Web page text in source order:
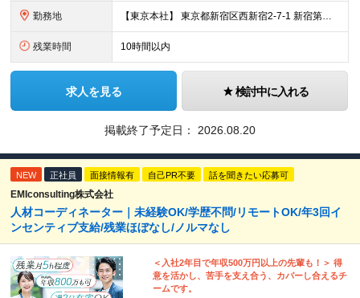
勤務地 【東京本社】 東京都新宿区西新宿2-7-1 新宿第一生命ビル3階 ★転勤はありません！ ★「都庁前駅」からは駅直通で雨の日も濡れずに通勤可能です◎ ★東京メトロ丸の内線「西新宿駅」からも濡れずに来
残業時間 10時間以内
求人を見る 検討中に入れる
掲載終了予定日： 2026.08.20
NEW 正社員 面接情報有 自己PR不要 話を聞きたい応募可
EMIconsulting株式会社
人材コーディネーター｜未経験OK/学歴不問/リモートOK/年3回イ
ンセンティブ支給/残業ほぼなし/ノルマなし
＜入社2年目で年収500万円以上の先輩も！＞ 得
意を活かし、苦手を支え合う、カバーし合えるチ
ームです。